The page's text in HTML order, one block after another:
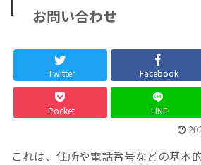
お問い合わせ
Twitter Facebook
Pocket LINE
これは、住所や電話番号などの基本